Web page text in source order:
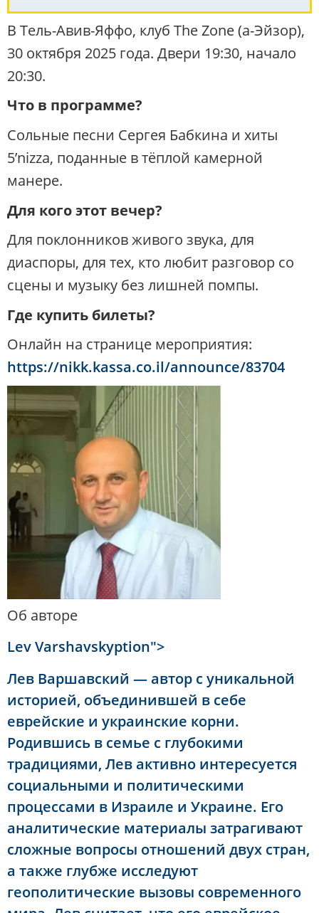
В Тель-Авив-Яффо, клуб The Zone (а-Эйзор),
30 октября 2025 года. Двери 19:30, начало
20:30.
Что в программе?
Сольные песни Сергея Бабкина и хиты
5’nizza, поданные в тёплой камерной
манере.
Для кого этот вечер?
Для поклонников живого звука, для
диаспоры, для тех, кто любит разговор со
сцены и музыку без лишней помпы.
Где купить билеты?
Онлайн на странице мероприятия:
https://nikk.kassa.co.il/announce/83704
Об авторе
Lev Varshavskyption">
Лев Варшавский — автор с уникальной
историей, объединившей в себе
еврейские и украинские корни.
Родившись в семье с глубокими
традициями, Лев активно интересуется
социальными и политическими
процессами в Израиле и Украине. Его
аналитические материалы затрагивают
сложные вопросы отношений двух стран,
а также глубже исследуют
геополитические вызовы современного